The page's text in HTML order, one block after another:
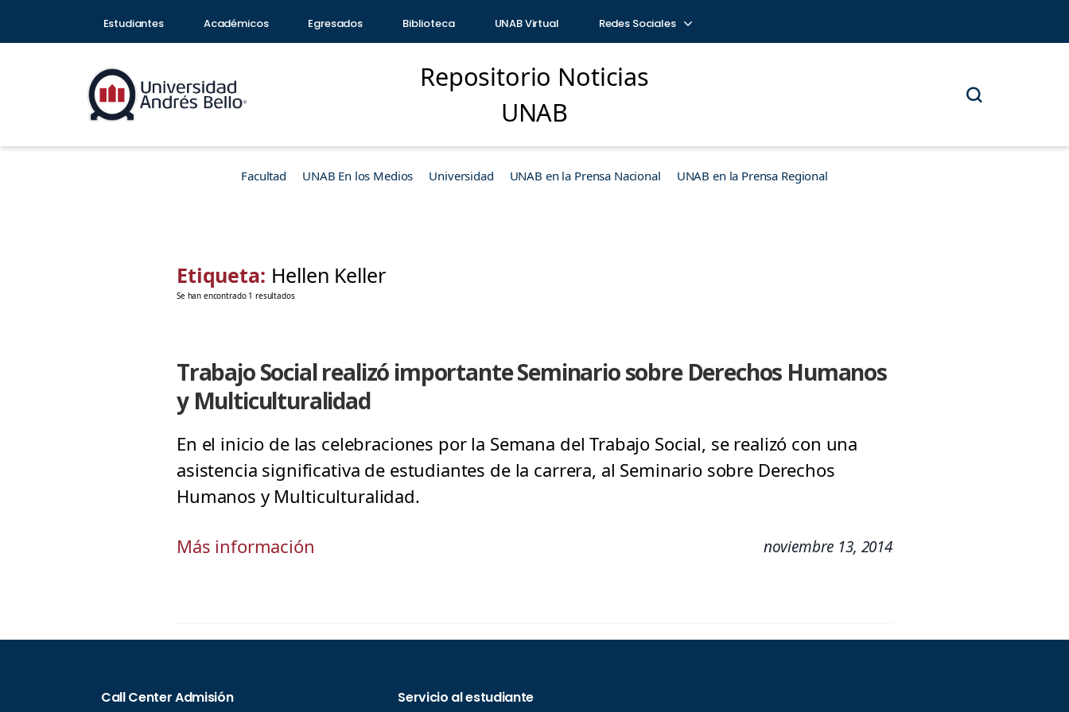
Estudiantes Académicos Egresados Biblioteca UNAB Virtual Redes Sociales
Repositorio Noticias
UNAB
Facultad UNAB En los Medios Universidad UNAB en la Prensa Nacional UNAB en la Prensa Regional
Etiqueta: Hellen Keller
Se han encontrado 1 resultados
Trabajo Social realizó importante Seminario sobre Derechos Humanos
y Multiculturalidad
En el inicio de las celebraciones por la Semana del Trabajo Social, se realizó con una
asistencia significativa de estudiantes de la carrera, al Seminario sobre Derechos
Humanos y Multiculturalidad.
Más información noviembre 13, 2014